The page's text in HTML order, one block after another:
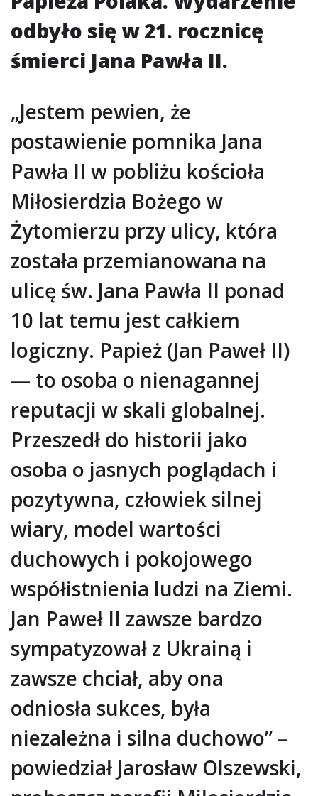
odbyło się w 21. rocznicę
śmierci Jana Pawła II.
„Jestem pewien, że
postawienie pomnika Jana
Pawła II w pobliżu kościoła
Miłosierdzia Bożego w
Żytomierzu przy ulicy, która
została przemianowana na
ulicę św. Jana Pawła II ponad
10 lat temu jest całkiem
logiczny. Papież (Jan Paweł II)
— to osoba o nienagannej
reputacji w skali globalnej.
Przeszedł do historii jako
osoba o jasnych poglądach i
pozytywna, człowiek silnej
wiary, model wartości
duchowych i pokojowego
współistnienia ludzi na Ziemi.
Jan Paweł II zawsze bardzo
sympatyzował z Ukrainą i
zawsze chciał, aby ona
odniosła sukces, była
niezależna i silna duchowo” –
powiedział Jarosław Olszewski,